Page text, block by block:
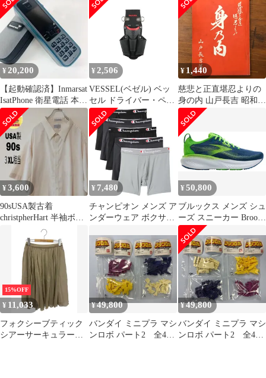
幅45×奥行40×高さ
124.5/174.5cm 玄関収納
コートハンガー 高さ調
節可能 組立品 ホワイト
ウォッシュ STPH-
6(WW) キッズ
ック カバロ
Mid GTX Boot Mens
MagnetPhantomSharkskin
¥20,200
【起動確認済】Inmarsat
IsatPhone 衛星電話 本体
ケース付
¥ 2,506
VESSEL(ベゼル) ベッ
セル ドライバー・ペン
チホルダー 4本差し 電
ドラボールに最適 TPH-
40
¥ 1,440
慈悲と正直堪忍よりの
身の内 山戸長吉 昭和40
年1月25日発行 “☆天理
教/宗教/仏教/思想/精神
修養/自己啓発/人生論/
哲学書/心の在り方/道
徳/教訓 TPHURH
aaB92ynm6
¥3,600
90sUSA製古着
christpherHart 半袖ボタ
ンシャツ ３XL相当
¥ 7,480
チャンピオン メンズ ア
ンダーウェア ボクサー
Performance Boxer Briefs
5Pack
BlackPhantomMonument
PhantomBlack
¥50,800
ブルックス メンズ シュ
ーズ スニーカー Brooks
Mens Adrenaline GTS 25
Running Shoes
GreenMoonlightPhantom
グリーン
15%OFF
¥ 11,033
フォクシーブティック
シアーサーキュラー
¥ 49,800
バンダイ ミニプラ マシ
ンロボ パート2 全4種
¥ 49,800
バンダイ ミニプラ マシ
ンロボ パート2 全4種